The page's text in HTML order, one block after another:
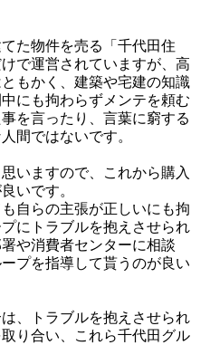
た物件を売る「千代田住
で運営されていますが、高
もかく、建築や宅建の知識
にも拘わらずメンテを頼む
を言ったり、言葉に窮する
間ではないです。
いますので、これから購入
いです。
自らの主張が正しいにも拘
にトラブルを抱えさせられ
や消費者センターに相談
プを指導して貰うのが良い
、トラブルを抱えさせられ
り合い、これら千代田グル